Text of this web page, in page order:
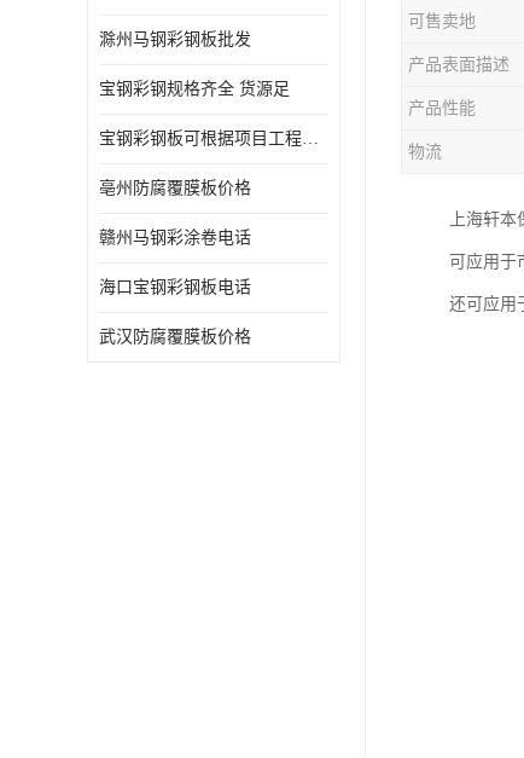
滁州马钢彩钢板批发
宝钢彩钢规格齐全 货源足
宝钢彩钢板可根据项目工程定制
亳州防腐覆膜板价格
赣州马钢彩涂卷电话
海口宝钢彩钢板电话
武汉防腐覆膜板价格
可售卖地
产品表面描述
产品性能
物流
上海轩
可应用于
还可应用